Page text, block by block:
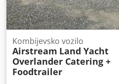
Kombijevsko vozilo
Airstream Land Yacht
Overlander Catering +
Foodtrailer